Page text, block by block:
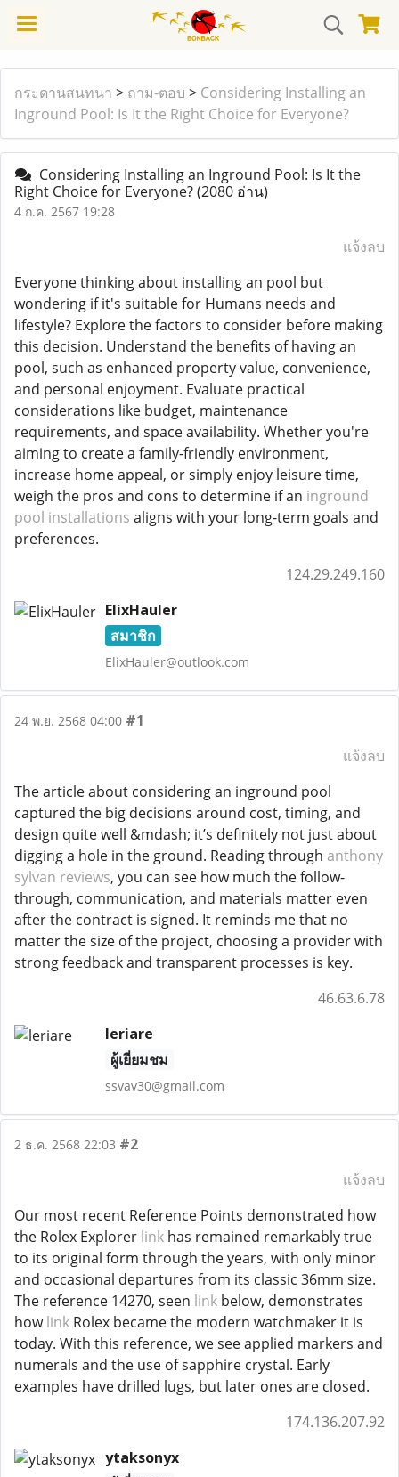
กระดานสนทนา > ถาม-ตอบ > Considering Installing an
Inground Pool: Is It the Right Choice for Everyone?
Considering Installing an Inground Pool: Is It the
Right Choice for Everyone?(2080 อ่าน)
4 ก.ค. 2567 19:28
แจ้งลบ
Everyone thinking about installing an pool but
wondering if it's suitable for Humans needs and
lifestyle? Explore the factors to consider before making
this decision. Understand the benefits of having an
pool, such as enhanced property value, convenience,
and personal enjoyment. Evaluate practical
considerations like budget, maintenance
requirements, and space availability. Whether you're
aiming to create a family-friendly environment,
increase home appeal, or simply enjoy leisure time,
weigh the pros and cons to determine if an inground
pool installations aligns with your long-term goals and
preferences.
124.29.249.160
ElixHauler
สมาชิก
ElixHauler@outlook.com
24 พ.ย. 2568 04:00 #1
แจ้งลบ
The article about considering an inground pool
captured the big decisions around cost, timing, and
design quite well &mdash; itʼs definitely not just about
digging a hole in the ground. Reading through anthony
sylvan reviews, you can see how much the follow-
through, communication, and materials matter even
after the contract is signed. It reminds me that no
matter the size of the project, choosing a provider with
strong feedback and transparent processes is key.
46.63.6.78
leriare
ผู้เยี่ยมชม
ssvav30@gmail.com
2 ธ.ค. 2568 22:03 #2
แจ้งลบ
Our most recent Reference Points demonstrated how
the Rolex Explorer link has remained remarkably true
to its original form through the years, with only minor
and occasional departures from its classic 36mm size.
The reference 14270, seen link below, demonstrates
howlink Rolex became the modern watchmaker it is
today. With this reference, we see applied markers and
numerals and the use of sapphire crystal. Early
examples have drilled lugs, but later ones are closed.
174.136.207.92
ytaksonyx